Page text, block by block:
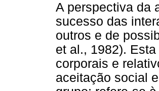
A perspectiva da
sucesso das
outros e de
et al., 1982).
corporais e
aceitação social